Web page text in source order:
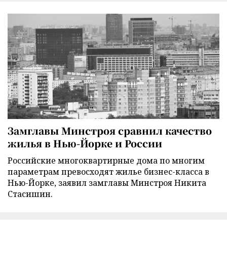
Замглавы Минстроя сравнил качество
жилья в Нью-Йорке и России
Российские многоквартирные дома по многим
параметрам превосходят жилье бизнес-класса в
Нью-Йорке, заявил замглавы Минстроя Никита
Стасишин.